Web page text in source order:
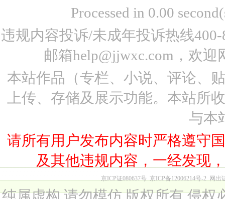
Processed in 0.00
违规内容投诉/未成年投诉热线
邮箱help@jjwxc.com，欢
本站作品（专栏、小说、评论、
上传、存储及展示功能。本站所
与本
请所有用户发布内容时严格遵守
及其他违规内容，一经发现
京ICP证080637号 京ICP备12006214号-2 网出
纯属虚构 请勿模仿 版权所有 侵权